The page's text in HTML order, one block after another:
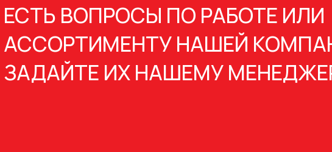
ЕСТЬ ВОПРОСЫ ПО РАБОТЕ ИЛИ
АССОРТИМЕНТУ НАШЕЙ
ЗАДАЙТЕ ИХ НАШЕМУ